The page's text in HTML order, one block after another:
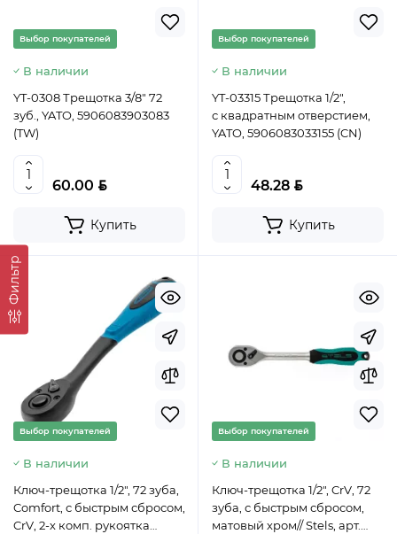
Фильтр
Выбор покупателей
В наличии
YT-0308 Трещотка 3/8" 72
зуб., YATO, 5906083903083
(TW)
60.00 BYN
Купить
Выбор покупателей
В наличии
YT-03315 Трещотка 1/2",
с квадратным отверстием,
YATO, 5906083033155 (CN)
48.28 BYN
Купить
Выбор покупателей
В наличии
Ключ-трещотка 1/2", 72 зуба,
Comfort, с быстрым сбросом,
CrV, 2-х комп. рукоятка
Выбор покупателей
В наличии
Ключ-трещотка 1/2", CrV, 72
зуба, с быстрым сбросом,
матовый хром// Stels, арт.